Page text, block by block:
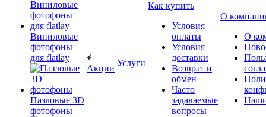
Виниловые
фотофоны
для flatlay
Пазловые 3D
фотофоны
Акции
Услуги
Как купить
Условия
оплаты
Условия
доставки
Возврат и
обмен
Часто
задаваемые
вопросы
О
О